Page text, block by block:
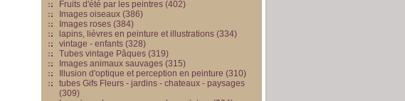
Fruits d'été par les peintres (402)
Images oiseaux (386)
Images roses (384)
lapins, lièvres en peinture et illustrations (334)
vintage - enfants (328)
Tubes vintage Pâques (319)
Images animaux sauvages (315)
Illusion d'optique et perception en peinture (310)
tubes Gifs Fleurs - jardins - chateaux - paysages
(309)